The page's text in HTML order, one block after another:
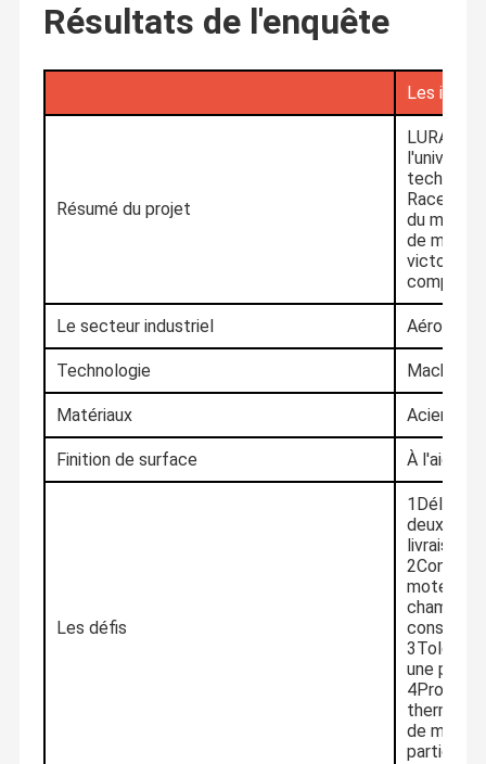
Résultats de l'enquête
Les
Résumé du projet
LURA,
Race's
du moulin
de
victoire
Le secteur industriel
Technologie
Matériaux Acier
Finition de surface À l'aide
Les défis
1Délai de
deux
livraison
moteur
une
de
particulier